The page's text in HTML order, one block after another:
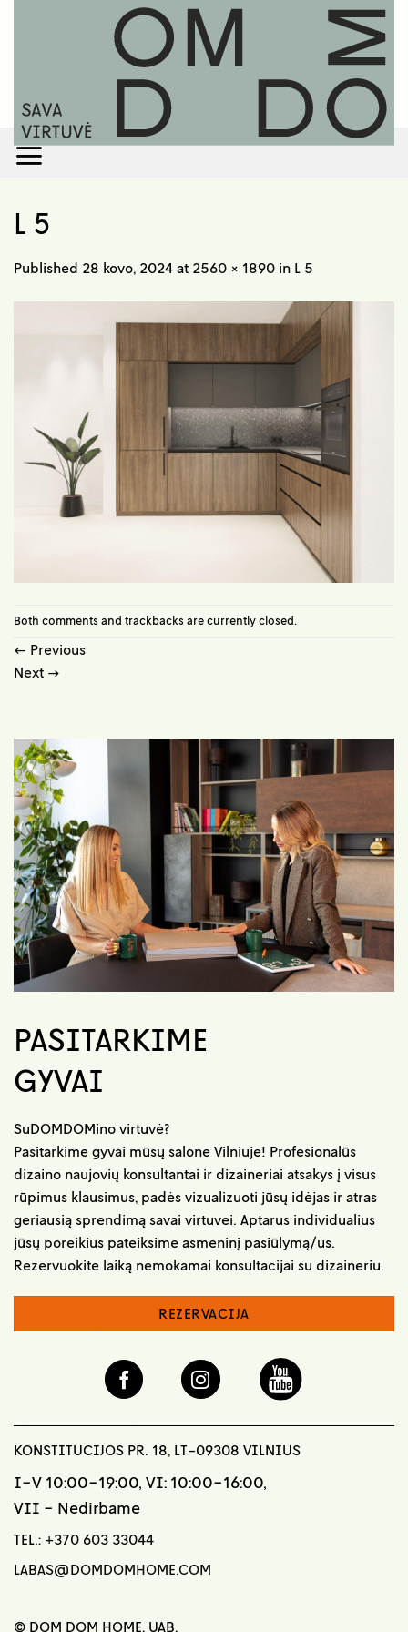
L 5
Published 28 kovo, 2024 at 2560 × 1890 in L 5
Both comments and trackbacks are currently closed.
← Previous
Next →
PASITARKIME
GYVAI
SuDOMDOMino virtuvė?
Pasitarkime gyvai mūsų salone Vilniuje! Profesionalūs
dizaino naujovių konsultantai ir dizaineriai atsakys į visus
rūpimus klausimus, padės vizualizuoti jūsų idėjas ir atras
geriausią sprendimą savai virtuvei. Aptarus individualius
jūsų poreikius pateiksime asmeninį pasiūlymą/us.
Rezervuokite laiką nemokamai konsultacijai su dizaineriu.
REZERVACIJA
KONSTITUCIJOS PR. 18, LT-09308 VILNIUS
I-V 10:00-19:00, VI: 10:00-16:00,
VII - Nedirbame
TEL.: +370 603 33044
LABAS@DOMDOMHOME.COM
© DOM DOM HOME, UAB,